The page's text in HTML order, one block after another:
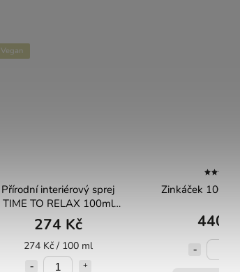
Vegan
Přírodní interiérový sprej
TIME TO RELAX 100ml
Almara Soap
274 Kč
274 Kč / 100 ml
Zinkáček 100ml
440